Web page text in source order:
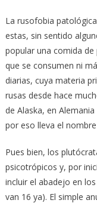
La rusofobia
estas, sin sentido
popular una comida de
que se consumen ni
diarias, cuya materia
rusas desde hace
de Alaska, en
por eso lleva el
Pues bien, los
psicotrópicos y, por
incluir el abadejo en
van 16 ya). El simple